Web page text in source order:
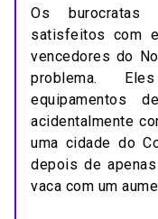
Os
satisfeitos com
vencedores do
problema.
equipamentos
acidentalmente
uma cidade do
depois de
vaca com um